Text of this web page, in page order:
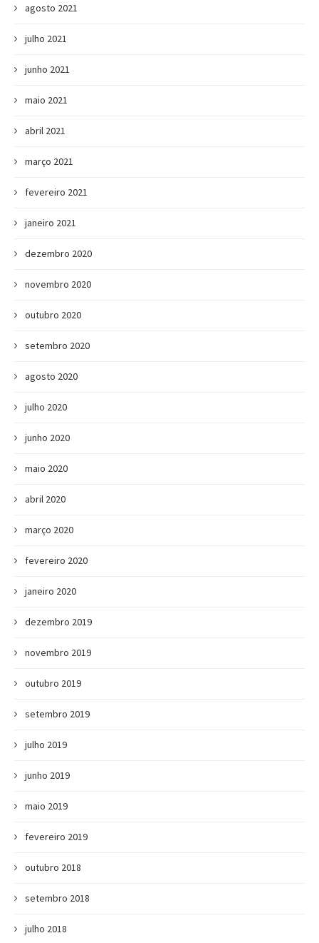
agosto 2021
julho 2021
junho 2021
maio 2021
abril 2021
março 2021
fevereiro 2021
janeiro 2021
dezembro 2020
novembro 2020
outubro 2020
setembro 2020
agosto 2020
julho 2020
junho 2020
maio 2020
abril 2020
março 2020
fevereiro 2020
janeiro 2020
dezembro 2019
novembro 2019
outubro 2019
setembro 2019
julho 2019
junho 2019
maio 2019
fevereiro 2019
outubro 2018
setembro 2018
julho 2018